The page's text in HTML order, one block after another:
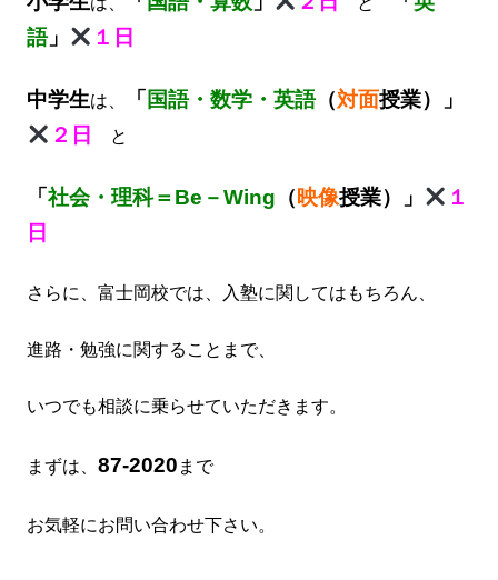
語」 １日
中学生は、 「 国語・数学・英語（対面授業）」
２日
と
「 社会・理科＝Be－Wing （ 映像授業）」
１
日
さらに、富士岡校では、入塾に関してはもちろん、
進路・勉強に関する ことまで、
いつでも相談に乗らせていただきます。
まずは、 87-2020 まで
お気軽にお問い合わせ下さい。